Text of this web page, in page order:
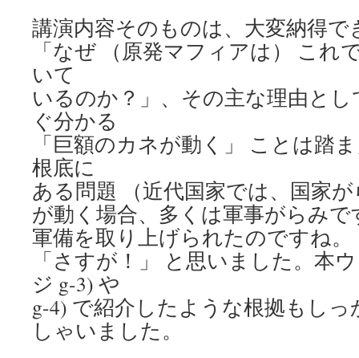
講演内容そのものは、大変納得
「なぜ （原発マフィアは） これ
いて
いるのか？」、その主な理由と
ぐ分かる
「巨額のカネが動く」 ことは踏
根底に
ある問題 （近代国家では、国家
が動く場合、多くは軍事がらみ
軍備を取り上げられたのですね。
「さすが！」 と思いました。本
ジ g-3) や
g-4) で紹介したような根拠もし
しゃいました。